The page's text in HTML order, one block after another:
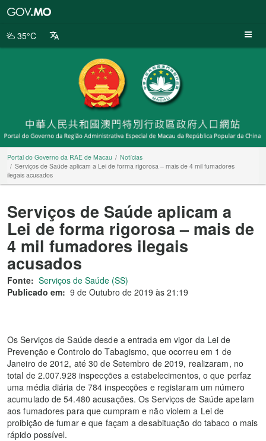
da
35°C
Portal do Governo da RAE de Macau
Notícias
Serviços de Saúde aplicam a Lei de forma rigorosa – mais de 4 mil fumadores
ilegais acusados
Serviços de Saúde aplicam a
Lei de forma rigorosa – mais de
4 mil fumadores ilegais
acusados
Fonte: Serviços de Saúde (SS)
Publicado em: 9 de Outubro de 2019 às 21:19
Os Serviços de Saúde desde a entrada em vigor da Lei de
Prevenção e Controlo do Tabagismo, que ocorreu em 1 de
Janeiro de 2012, até 30 de Setembro de 2019, realizaram, no
total de 2.007.928 inspecções a estabelecimentos, o que perfaz
uma média diária de 784 inspecções e registaram um número
acumulado de 54.480 acusações. Os Serviços de Saúde apelam
aos fumadores para que cumpram e não violem a Lei de
proibição de fumar e que façam a desabituação do tabaco o mais
rápido possível.